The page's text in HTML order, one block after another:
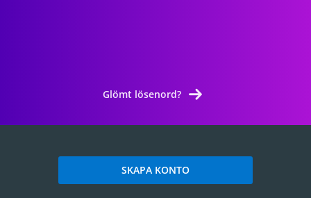
Glömt lösenord?
SKAPA KONTO